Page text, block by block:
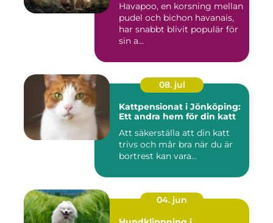
Havapoo, en korsning mellan
pudel och bichon havanais,
har snabbt blivit populär för
sin a...
08. jul
Kattpensionat i Jönköping:
Ett andra hem för din katt
Att säkerställa att din katt
trivs och mår bra när du är
bortrest kan vara...
04. jun